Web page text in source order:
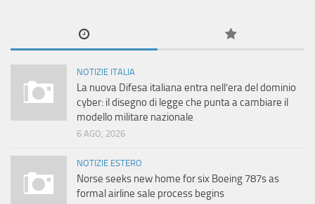
NOTIZIE ITALIA
La nuova Difesa italiana entra nell’era del dominio
cyber: il disegno di legge che punta a cambiare il
modello militare nazionale
6 AGO, 2026
NOTIZIE ESTERO
Norse seeks new home for six Boeing 787s as
formal airline sale process begins